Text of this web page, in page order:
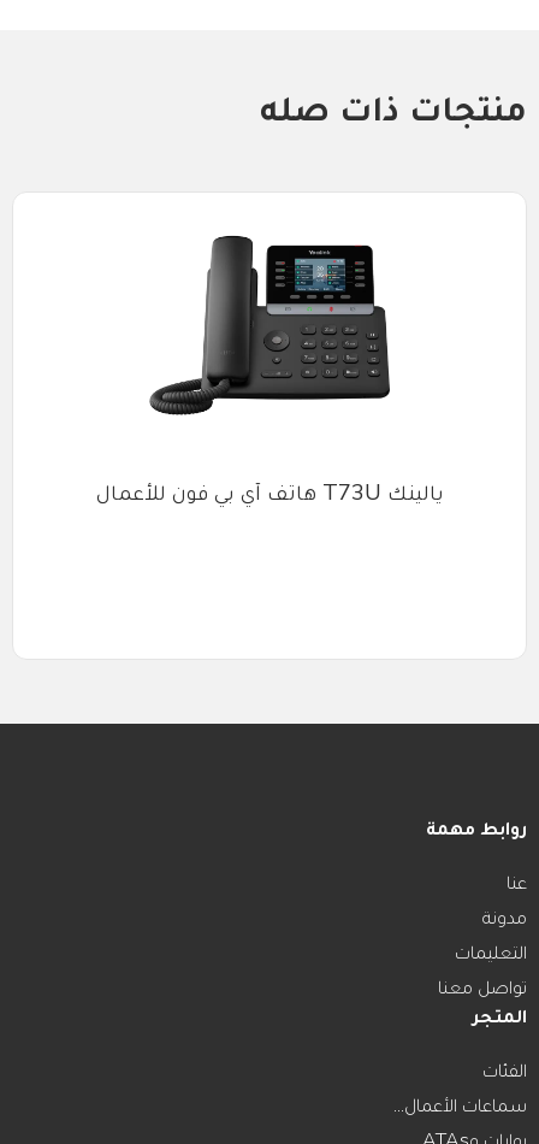
منتجات ذات صله
يالينك T73U هاتف آي بي فون للأعمال
روابط مهمة
عنا
مدونة
التعليمات
تواصل معنا
المتجر
الفئات
سماعات الأعمال...